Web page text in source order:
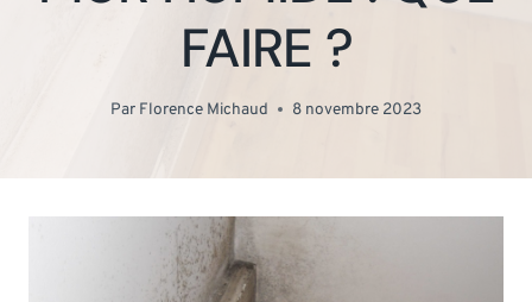
FAIRE ?
Par Florence Michaud 8 novembre 2023